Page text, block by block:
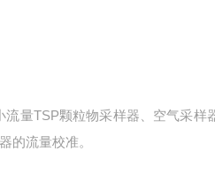
流量TSP颗粒物采样器、空气采样
的流量校准。